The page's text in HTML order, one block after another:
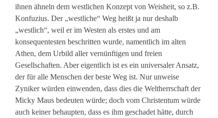
ihnen ähneln dem westlichen Konzept von Weisheit, so z.B.
Konfuzius. Der „westliche“ Weg heißt ja nur deshalb
„westlich“, weil er im Westen als erstes und am
konsequentesten beschritten wurde, namentlich im alten
Athen, dem Urbild aller vernünftigen und freien
Gesellschaften. Aber eigentlich ist es ein universaler Ansatz,
der für alle Menschen der beste Weg ist. Nur unweise
Zyniker würden einwenden, dass dies die Weltherrschaft der
Micky Maus bedeuten würde; doch vom Christentum würde
auch keiner behaupten, dass es ihm geschadet hätte, durch